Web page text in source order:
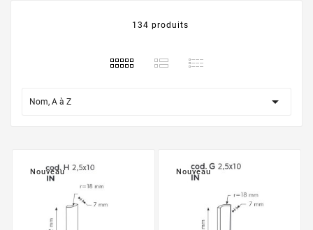
134 produits
Nom, A à Z 
Nouveau Nouveau